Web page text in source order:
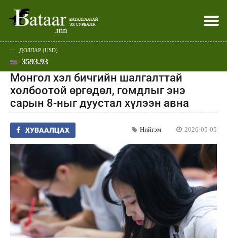
Эхлэл
Улс төр
Нийгэм
Эдийн засаг
Дэлхий
Спорт
Шар
Батаар юу хэлэв
Хэвлэл мэдээллээр
ДОЛЛАР (USD)
3593.93
Монгол хэл бичгийн шалгалттай
холбоотой өргөдөл, гомдлыг энэ
сарын 8-ныг дуустал хүлээн авна
ХУВААЛЦАХ Нийгэм 2026-05-05